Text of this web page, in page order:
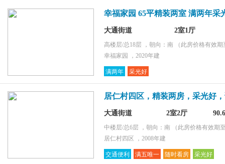
采光好
购物便捷
幸福家园 65平精装两室 满两年采
大通街道 2室1厅
高楼层/总18层 ，朝向：南
（此房价格有效
幸福家园 ，2020年建
满两年 采光好
居仁村四区，精装两房，采光好
大通街道 2室2厅
中楼层/总6层 ，朝向：南
（此房价格有效期
居仁村四区 ，2008年建
交通便利 满五唯一 随时看房 采光好